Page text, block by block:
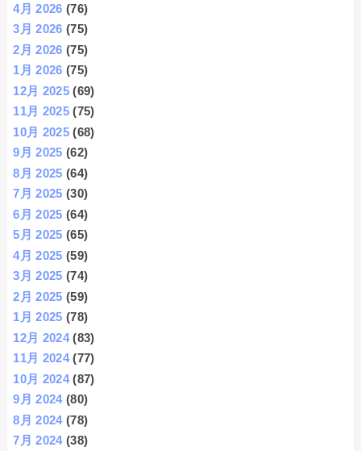
4月 2026 (76)
3月 2026 (75)
2月 2026 (75)
1月 2026 (75)
12月 2025 (69)
11月 2025 (75)
10月 2025 (68)
9月 2025 (62)
8月 2025 (64)
7月 2025 (30)
6月 2025 (64)
5月 2025 (65)
4月 2025 (59)
3月 2025 (74)
2月 2025 (59)
1月 2025 (78)
12月 2024(83)
11月 2024(77)
10月 2024(87)
9月 2024(80)
8月 2024(78)
7月 2024(38)